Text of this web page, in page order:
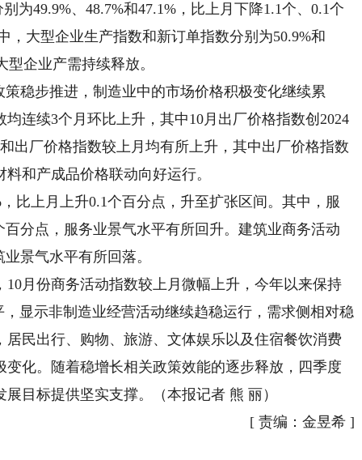
49.9%、48.7%和47.1%，比上月下降1.1个、0.1个
，大型企业生产指数和新订单指数分别为50.9%和
企业产需持续释放。
步推进，制造业中的市场价格积极变化继续累
连续3个月环比上升，其中10月出厂价格指数创2024
出厂价格指数较上月均有所上升，其中出厂价格指数
和产成品价格联动向好运行。
上月上升0.1个百分点，升至扩张区间。其中，服
分点，服务业景气水平有所回升。建筑业商务活动
景气水平有所回落。
份商务活动指数较上月微幅上升，今年以来保持
显示非制造业经营活动继续趋稳运行，需求侧相对稳
民出行、购物、旅游、文体娱乐以及住宿餐饮消费
化。随着稳增长相关政策效能的逐步释放，四季度
目标提供坚实支撑。（本报记者 熊 丽）
[ 责编：金昱希 ]